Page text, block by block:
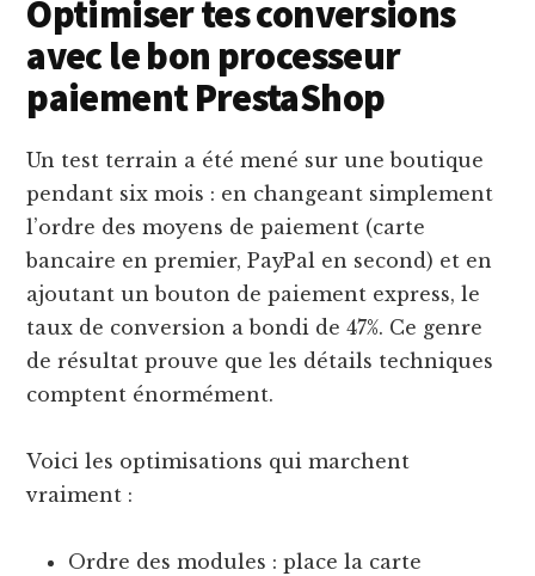
Optimiser tes conversions
avec le bon processeur
paiement PrestaShop
Un test terrain a été mené sur une boutique
pendant six mois : en changeant simplement
l’ordre des moyens de paiement (carte
bancaire en premier, PayPal en second) et en
ajoutant un bouton de paiement express, le
taux de conversion a bondi de 47%. Ce genre
de résultat prouve que les détails techniques
comptent énormément.
Voici les optimisations qui marchent
vraiment :
Ordre des modules : place la carte